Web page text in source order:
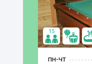
15
пн‐чт